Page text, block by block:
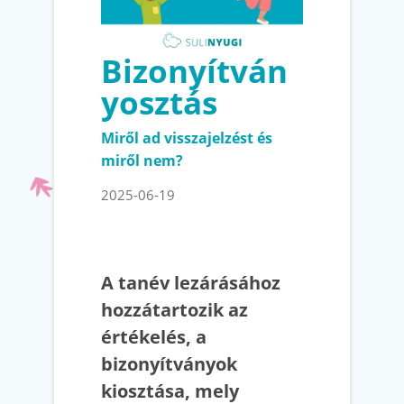
Bizonyítván
yosztás
Miről ad visszajelzést és
miről nem?
2025-06-19
A tanév lezárásához
hozzátartozik az
értékelés, a
bizonyítványok
kiosztása, mely